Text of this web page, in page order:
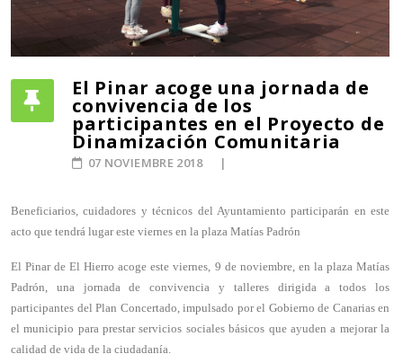
El Pinar acoge una jornada de
convivencia de los
participantes en el Proyecto de
Dinamización Comunitaria
07 NOVIEMBRE 2018
Beneficiarios, cuidadores y técnicos del Ayuntamiento participarán en este
acto que tendrá lugar este viernes en la plaza Matías Padrón
El Pinar de El Hierro acoge este viernes, 9 de noviembre, en la plaza Matías
Padrón, una jornada de convivencia y talleres dirigida a todos los
participantes del Plan Concertado, impulsado por el Gobierno de Canarias en
el municipio para prestar servicios sociales básicos que ayuden a mejorar la
calidad de vida de la ciudadanía.